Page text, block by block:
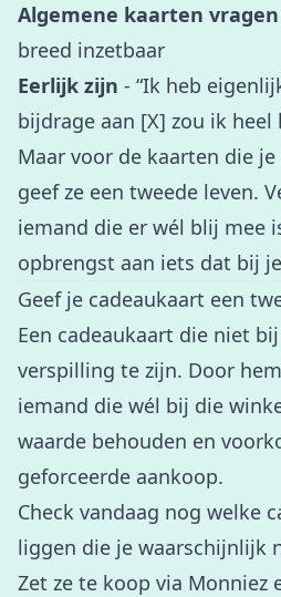
Algemene kaarten vragen
breed inzetbaar
Eerlijk zijn - “Ik heb
bijdrage aan [X] zou ik heel
Maar voor de kaarten die
geef ze een tweede leven.
iemand die er wél blij mee
opbrengst aan iets dat bij
Geef je cadeaukaart een
Een cadeaukaart die niet
verspilling te zijn. Door
iemand die wél bij die
waarde behouden en
geforceerde aankoop.
Check vandaag nog welke
liggen die je waarschijnlijk
Zet ze te koop via Monniez